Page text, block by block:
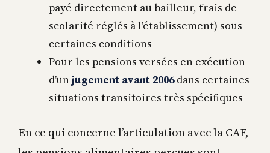
payé directement au bailleur, frais de
scolarité réglés à l’établissement) sous
certaines conditions
Pour les pensions versées en exécution
d’unjugement avant 2006dans certaines
situations transitoires très spécifiques
En ce qui concerne l’articulation avec la CAF,